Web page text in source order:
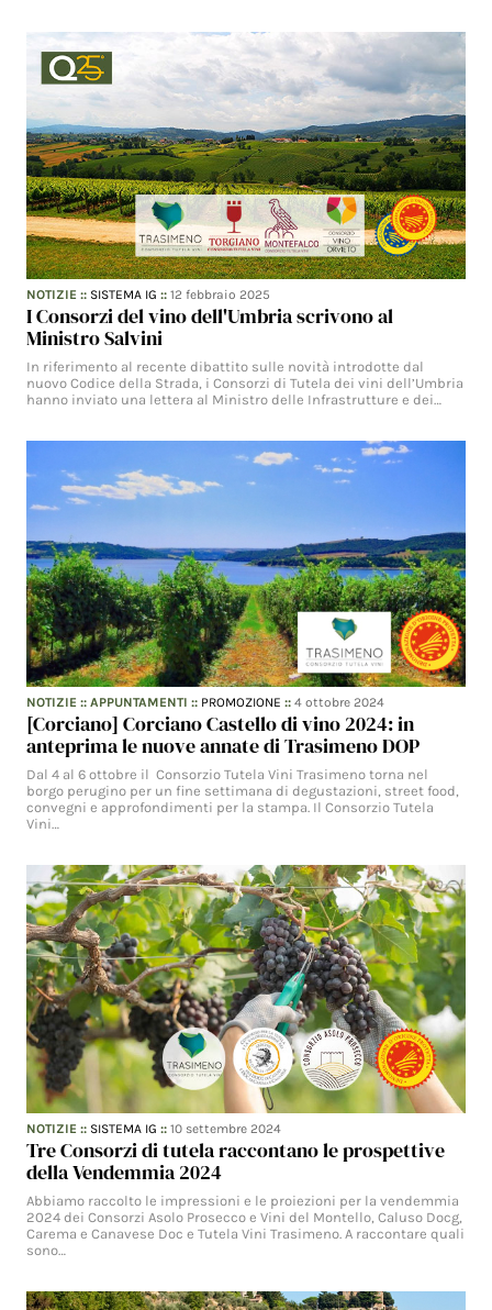
NOTIZIE :: SISTEMA IG ::12 febbraio 2025
I Consorzi del vino dell'Umbria scrivono al
Ministro Salvini
In riferimento al recente dibattito sulle novità introdotte dal
nuovo Codice della Strada, i Consorzi di Tutela dei vini dell’Umbria
hanno inviato una lettera al Ministro delle Infrastrutture e dei…
NOTIZIE ::APPUNTAMENTI :: PROMOZIONE ::4 ottobre 2024
[Corciano] Corciano Castello di vino 2024: in
anteprima le nuove annate di Trasimeno DOP
Dal 4 al 6 ottobre il ​ Consorzio Tutela Vini Trasimeno torna nel
borgo perugino per un fine settimana di degustazioni, street food,
convegni e approfondimenti per la stampa. Il Consorzio Tutela
Vini…
NOTIZIE :: SISTEMA IG ::10 settembre 2024
Tre Consorzi di tutela raccontano le prospettive
della Vendemmia 2024
Abbiamo raccolto le impressioni e le proiezioni per la vendemmia
2024 dei Consorzi Asolo Prosecco e Vini del Montello, Caluso Docg,
Carema e Canavese Doc e Tutela Vini Trasimeno. A raccontare quali
sono…